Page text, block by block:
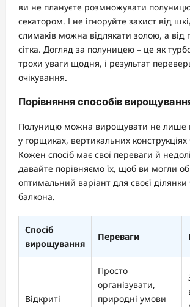
ви не плануєте розмножувати
секатором. І не ігноруйте захист від
слимаків можна відлякати золою, а від
сітка. Догляд за полуницею – це як
трохи уваги щодня, і результат
очікування.
Порівняння способів
Полуницю можна вирощувати не лише
у горщиках, вертикальних
Кожен спосіб має свої переваги й
давайте порівняємо їх, щоб ви могли
оптимальний варіант для своєї ділянки
балкона.
Спосіб
вирощування
Переваги
Відкриті
Просто
організувати,
природні умови